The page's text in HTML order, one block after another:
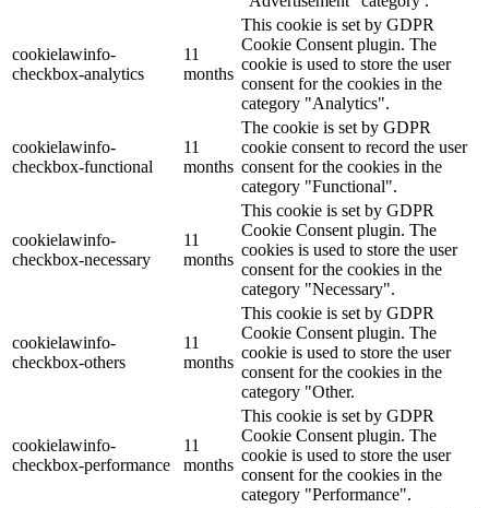
cookielawinfo-
checkbox-analytics
11
months
This cookie is set by GDPR
Cookie Consent plugin. The
cookie is used to store the user
consent for the cookies in the
category "Analytics".
cookielawinfo-
checkbox-functional
11
months
The cookie is set by GDPR
cookie consent to record the user
consent for the cookies in the
category "Functional".
cookielawinfo-
checkbox-necessary
11
months
This cookie is set by GDPR
Cookie Consent plugin. The
cookies is used to store the user
consent for the cookies in the
category "Necessary".
cookielawinfo-
checkbox-others
11
months
This cookie is set by GDPR
Cookie Consent plugin. The
cookie is used to store the user
consent for the cookies in the
category "Other.
cookielawinfo-
checkbox-performance
11
months
This cookie is set by GDPR
Cookie Consent plugin. The
cookie is used to store the user
consent for the cookies in the
category "Performance".